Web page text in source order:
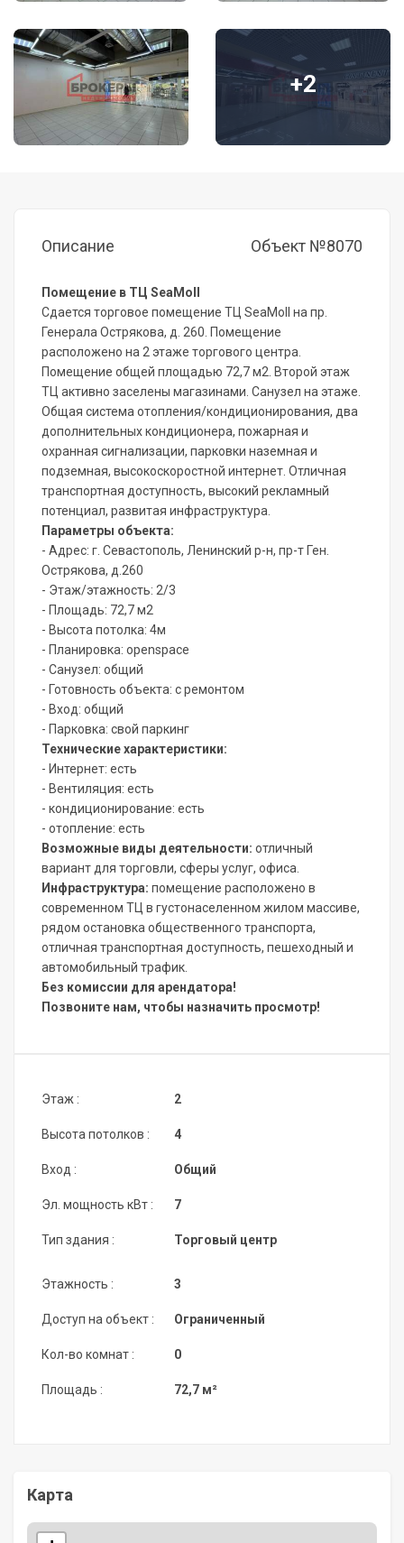
+2
Описание Объект №8070
Помещение в ТЦ SeaMoll
Сдается торговое помещение ТЦ SeaMoll на пр.
Генерала Острякова, д. 260. Помещение
расположено на 2 этаже торгового центра.
Помещение общей площадью 72,7 м2. Второй этаж
ТЦ активно заселены магазинами. Санузел на этаже.
Общая система отопления/кондиционирования, два
дополнительных кондиционера, пожарная и
охранная сигнализации, парковки наземная и
подземная, высокоскоростной интернет. Отличная
транспортная доступность, высокий рекламный
потенциал, развитая инфраструктура.
Параметры объекта:
- Адрес: г. Севастополь, Ленинский р-н, пр-т Ген.
Острякова, д.260
- Этаж/этажность: 2/3
- Площадь: 72,7 м2
- Высота потолка: 4м
- Планировка: openspace
- Санузел: общий
- Готовность объекта: с ремонтом
- Вход: общий
- Парковка: свой паркинг
Технические характеристики:
- Интернет: есть
- Вентиляция: есть
- кондиционирование: есть
- отопление: есть
Возможные виды деятельности: отличный
вариант для торговли, сферы услуг, офиса.
Инфраструктура: помещение расположено в
современном ТЦ в густонаселенном жилом массиве,
рядом остановка общественного транспорта,
отличная транспортная доступность, пешеходный и
автомобильный трафик.
Без комиссии для арендатора!
Позвоните нам, чтобы назначить просмотр!
Этаж :
Высота потолков :
Вход :
Эл. мощность кВт :
Тип здания :
2
4
Общий
7
Торговый центр
Этажность :
Доступ на объект :
Кол-во комнат :
Площадь :
3
Ограниченный
0
72,7 м²
Карта